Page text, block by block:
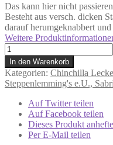
Das kann hier nicht
Besteht aus versch. dicken
darauf herumgeknabbert
Weitere
Knuspermatte
Echinacea
Grundpreis
33,33€/kg
Menge
In den Warenkorb
Kategorien: Chinchilla
Steppenlemming's e.U.,
Auf Twitter teilen
Auf Facebook teilen
Dieses Produkt
Per E-Mail teilen